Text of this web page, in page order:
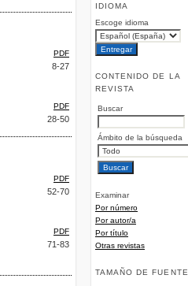
IDIOMA
Escoge idioma
CONTENIDO DE LA
REVISTA
Buscar
Ámbito de la búsqueda
Examinar
Por número
Por autor/a
Por título
Otras revistas
TAMAÑO DE FUENTE
PDF
8-27
PDF
28-50
PDF
52-70
PDF
71-83